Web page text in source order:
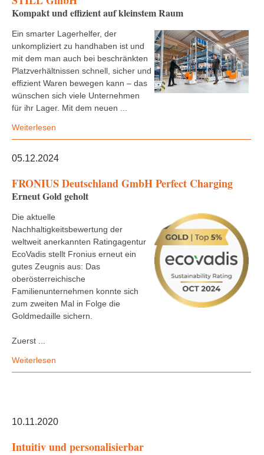
Kompakt und effizient auf kleinstem Raum
Ein smarter Lagerhelfer, der
unkompliziert zu handhaben ist und
mit dem man auch bei beschränkten
Platzverhältnissen schnell, sicher und
effizient Waren bewegen kann – das
wünschen sich viele Unternehmen
für ihr Lager. Mit dem neuen ...
Weiterlesen
05.12.2024
FRONIUS Deutschland GmbH Perfect Charging
Erneut Gold geholt
Die aktuelle
Nachhaltigkeitsbewertung der
weltweit anerkannten Ratingagentur
EcoVadis stellt Fronius erneut ein
gutes Zeugnis aus: Das
oberösterreichische
Familienunternehmen konnte sich
zum zweiten Mal in Folge die
Goldmedaille sichern.
Zuerst ...
Weiterlesen
10.11.2020
Intuitiv und personalisierbar